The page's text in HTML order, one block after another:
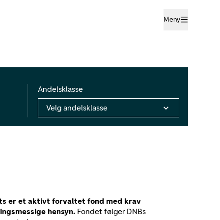
Meny
Andelsklasse
Velg andelsklasse
er et aktivt forvaltet fond med krav
hensyn.Fondet følger DNBs